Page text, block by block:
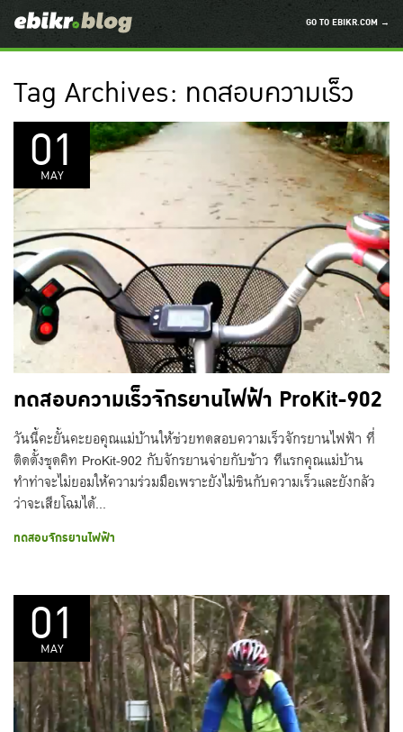
GO TO EBIKR.COM →
Tag Archives: ทดสอบความเร็ว
01
MAY
ทดสอบความเร็วจักรยานไฟฟ้า ProKit-902
วันนี้คะยั้นคะยอคุณแม่บ้านให้ช่วยทดสอบความเร็วจักรยานไฟฟ้า ที่
ติดตั้งชุดคิท ProKit-902 กับจักรยานจ่ายกับข้าว ทีแรกคุณแม่บ้าน
ทำท่าจะไม่ยอมให้ความร่วมมือเพราะยังไม่ชินกับความเร็วและยังกลัว
ว่า­จะเสียโฉมได้...
ทดสอบจักรยานไฟฟ้า
01
MAY